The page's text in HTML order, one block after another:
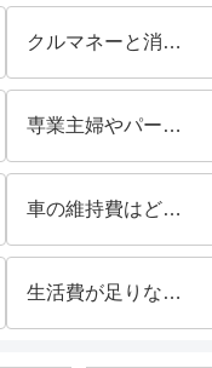
クルマネーと消費者金融を比較！向いているのは？
専業主婦やパートでも利用できる？車の名義や申し込み時の確認事項を解説
車の維持費はどう変わる？利用前に確認したい費用負担を解説
生活費が足りないときに利用できる？家計を立て直す前に確認したいポイントを解説